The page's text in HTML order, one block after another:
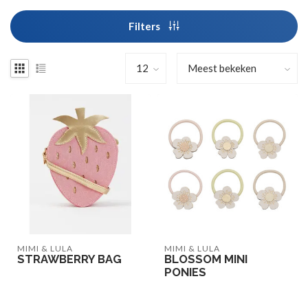
Filters
MIMI & LULA
STRAWBERRY BAG
MIMI & LULA
BLOSSOM MINI
PONIES